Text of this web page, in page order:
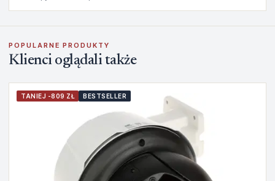
POPULARNE PRODUKTY
Klienci oglądali także
TANIEJ -809 ZŁ BESTSELLER